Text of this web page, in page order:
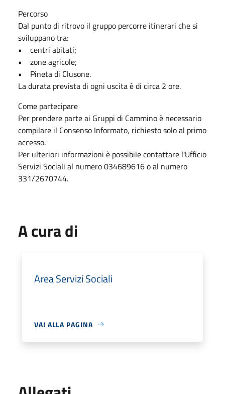
Percorso
Dal punto di ritrovo il gruppo percorre itinerari che si
sviluppano tra:
• centri abitati;
• zone agricole;
• Pineta di Clusone.
La durata prevista di ogni uscita è di circa 2 ore.
Come partecipare
Per prendere parte ai Gruppi di Cammino è necessario
compilare il Consenso Informato, richiesto solo al primo
accesso.
Per ulteriori informazioni è possibile contattare l'Ufficio
Servizi Sociali al numero 034689616 o al numero
331/2670744.
A cura di
Area Servizi Sociali
VAI ALLA PAGINA